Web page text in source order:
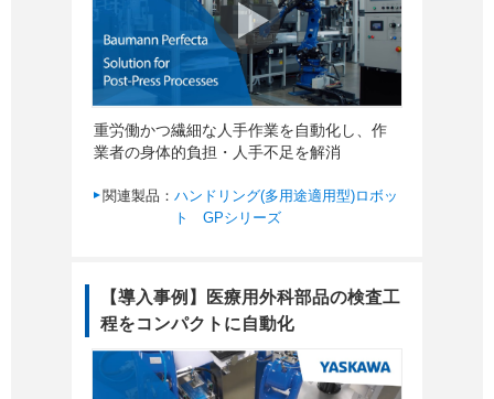
重労働かつ繊細な人手作業を自動化し、作
業者の身体的負担・人手不足を解消
関連製品： ハンドリング(多用途適用型)ロボッ
ト GPシリーズ
【導入事例】医療用外科部品の検査工
程をコンパクトに自動化